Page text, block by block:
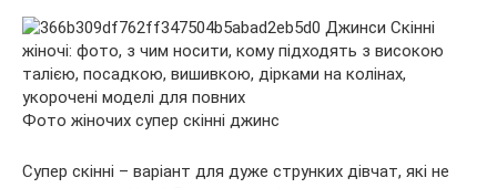
Фото жіночих супер скінні джинс
Супер скінні – варіант для дуже струнких дівчат, які не